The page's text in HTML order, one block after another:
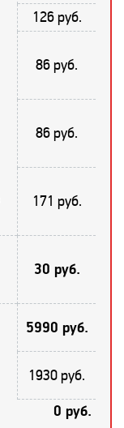
126 руб.
86 руб.
86 руб.
171 руб.
30 руб.
5990 руб.
1930 руб.
0 руб.